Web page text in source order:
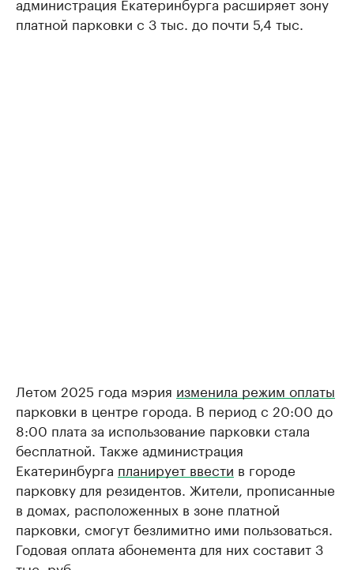
платной парковки с 3 тыс. до почти 5,4 тыс.
Летом 2025 года мэрия изменила режим оплаты
парковки в центре города. В период с 20:00 до
8:00 плата за использование парковки стала
бесплатной. Также администрация
Екатеринбурга планирует ввести в городе
парковку для резидентов. Жители, прописанные
в домах, расположенных в зоне платной
парковки, смогут безлимитно ими пользоваться.
Годовая оплата абонемента для них составит 3